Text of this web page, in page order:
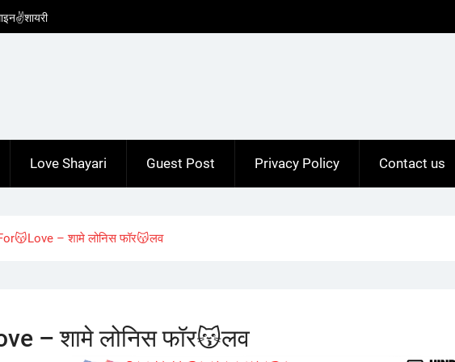
इन हिंदी
इन हिंदी
इन
Love Shayari Guest Post Privacy Policy Contact us
– शामे लोनिस फॉर😽लव
– शामे लोनिस फॉर😽लव